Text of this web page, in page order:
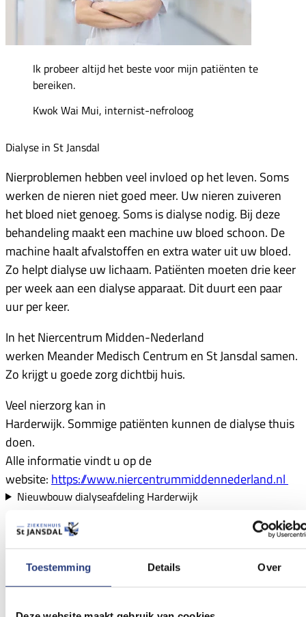
Toestemming Details Over
Ik probeer altijd het beste voor mijn patiënten te
bereiken.
Kwok Wai Mui, internist-nefroloog
Dialyse in St Jansdal
Nierproblemen hebben veel invloed op het leven. Soms
werken de nieren niet goed meer. Uw nieren zuiveren
het bloed niet genoeg. Soms is dialyse nodig. Bij deze
behandeling maakt een machine uw bloed schoon. De
machine haalt afvalstoffen en extra water uit uw bloed.
Zo helpt dialyse uw lichaam. Patiënten moeten drie keer
per week aan een dialyse apparaat. Dit duurt een paar
uur per keer.
In het Niercentrum Midden-Nederland
werken Meander Medisch Centrum en St Jansdal samen.
Zo krijgt u goede zorg dichtbij huis.
Veel nierzorg kan in
Harderwijk. Sommige patiënten kunnen de dialyse thuis
doen.
Alle informatie vindt u op de
website: https://www.niercentrummiddennederland.nl
Nieuwbouw dialyseafdeling Harderwijk